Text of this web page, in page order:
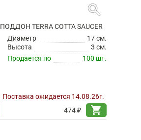
search
ПОДДОН TERRA COTTA SAUCER
Диаметр
17 см.
Высота
3 см.
Продается по
100 шт.
Поставка ожидается 14.08.26г.
474 ₽
shopping_cart